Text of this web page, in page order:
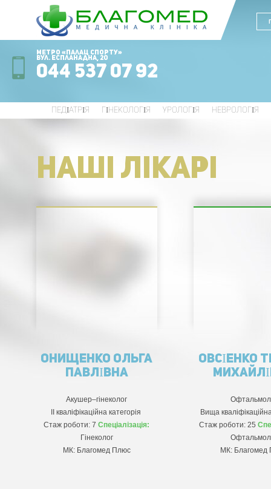
Метро «Палац Спорту»
вул. Еспланадна, 20
044 537 07 92
ПЕДІАТРІЯ ГІНЕКОЛОГІЯ УРОЛОГІЯ НЕВРОЛОГІЯ
НАШI ЛIКАРI
ОНИЩЕНКО ОЛЬГА
ПАВЛІВНА
Акушер–гінеколог
ІІ кваліфікаційна категорія
Стаж роботи: 7 Спеціалізація:
Гінеколог
МК: Благомед Плюс
ОВСІЕНКО
Вища
Стаж роботи: 25
МК: Благомед